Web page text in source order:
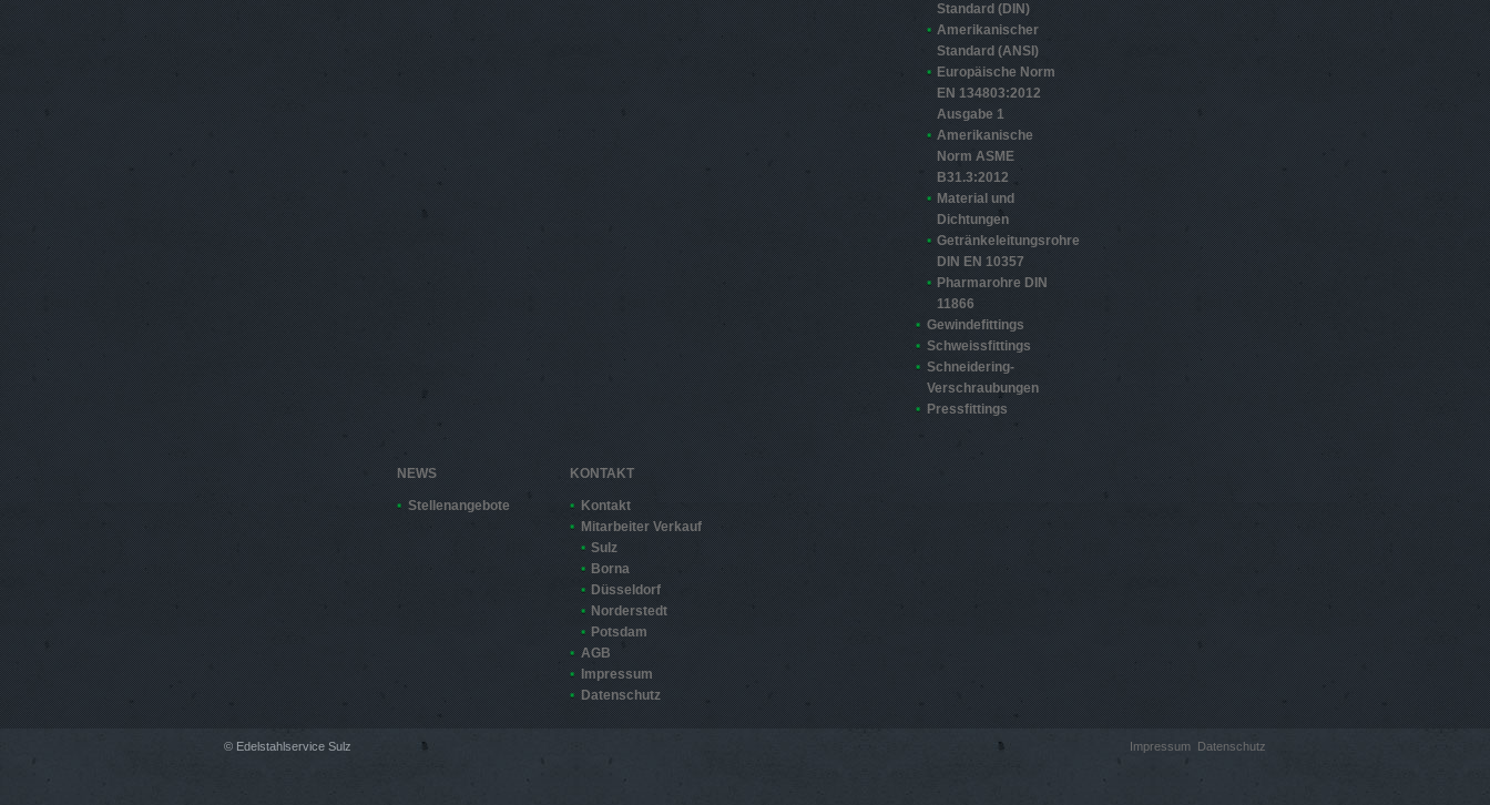
Standard (DIN)
Amerikanischer
Standard (ANSI)
Europäische Norm
EN 13480­3:2012
Ausgabe 1
Amerikanische
Norm ASME
B31.3:2012
Material und
Dichtungen
Getränkeleitungsrohre
DIN EN 10357
Pharmarohre DIN
11866
Gewindefittings
Schweissfittings
Schneidering-
Verschraubungen
Pressfittings
NEWS
Stellenangebote
KONTAKT
Kontakt
Mitarbeiter Verkauf
Sulz
Borna
Düsseldorf
Norderstedt
Potsdam
AGB
Impressum
Datenschutz
© Edelstahlservice Sulz Impressum Datenschutz